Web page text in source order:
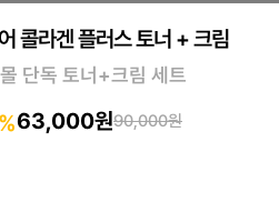
콜라겐 플러스 토너 + 크림
단독 토너+크림 세트
63,000원90,000원